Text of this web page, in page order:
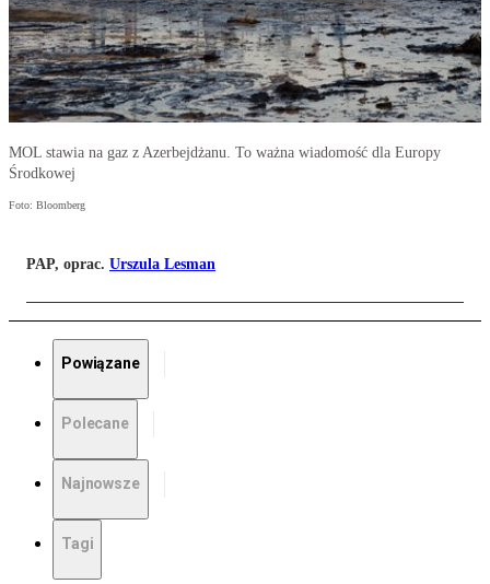
MOL stawia na gaz z Azerbejdżanu. To ważna wiadomość dla Europy
Środkowej
Foto: Bloomberg
PAP, oprac. Urszula Lesman
Powiązane
Polecane
Najnowsze
Tagi